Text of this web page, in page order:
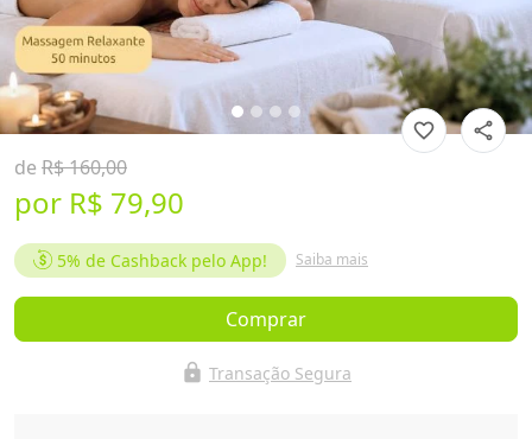
favorite_border share
de R$ 160,00
por R$ 79,90
5% de Cashback pelo App! Saiba mais
Comprar
lock Transação Segura